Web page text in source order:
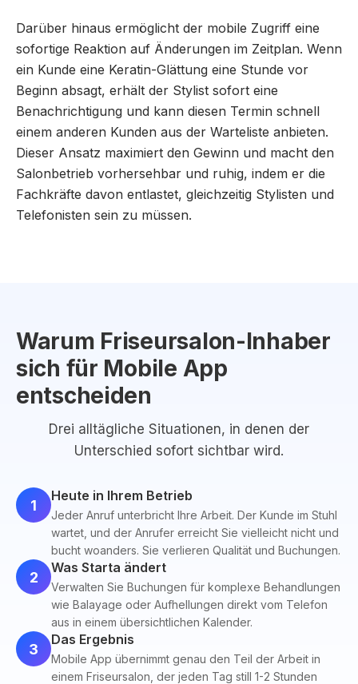
Darüber hinaus ermöglicht der mobile Zugriff eine
sofortige Reaktion auf Änderungen im Zeitplan. Wenn
ein Kunde eine Keratin-Glättung eine Stunde vor
Beginn absagt, erhält der Stylist sofort eine
Benachrichtigung und kann diesen Termin schnell
einem anderen Kunden aus der Warteliste anbieten.
Dieser Ansatz maximiert den Gewinn und macht den
Salonbetrieb vorhersehbar und ruhig, indem er die
Fachkräfte davon entlastet, gleichzeitig Stylisten und
Telefonisten sein zu müssen.
Warum Friseursalon-Inhaber
sich für Mobile App
entscheiden
Drei alltägliche Situationen, in denen der
Unterschied sofort sichtbar wird.
1
Heute in Ihrem Betrieb
Jeder Anruf unterbricht Ihre Arbeit. Der Kunde im Stuhl
wartet, und der Anrufer erreicht Sie vielleicht nicht und
bucht woanders. Sie verlieren Qualität und Buchungen.
2
Was Starta ändert
Verwalten Sie Buchungen für komplexe Behandlungen
wie Balayage oder Aufhellungen direkt vom Telefon
aus in einem übersichtlichen Kalender.
3
Das Ergebnis
Mobile App übernimmt genau den Teil der Arbeit in
einem Friseursalon, der jeden Tag still 1-2 Stunden